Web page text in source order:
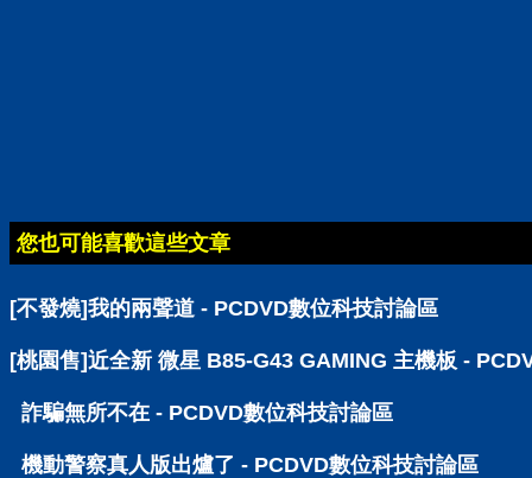
您也可能喜歡這些文章
[不發燒]我的兩聲道 - PCDVD數位科技討論區
[桃園售]近全新 微星 B85-G43 GAMING 主機板 -
詐騙無所不在 - PCDVD數位科技討論區
機動警察真人版出爐了 - PCDVD數位科技討論區